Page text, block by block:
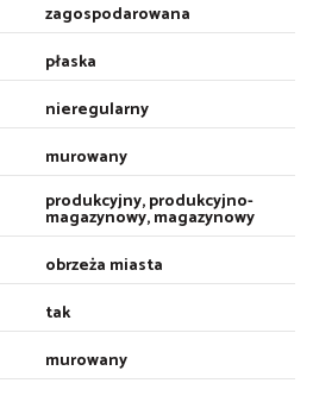
zagospodarowana
płaska
nieregularny
murowany
produkcyjny, produkcyjno-
magazynowy, magazynowy
obrzeża miasta
tak
murowany